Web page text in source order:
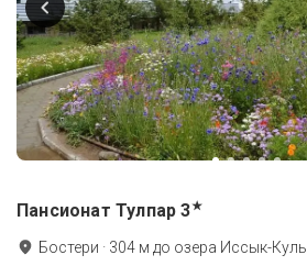
Пансионат Тулпар 3★
Бостери · 304 м до озера Иссык-Куль